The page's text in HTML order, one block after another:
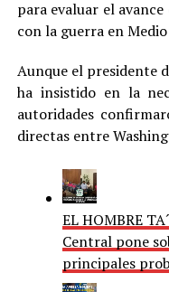
para evaluar el
con la guerra en
Aunque el presidente
ha insistido en la
autoridades
directas entre
EL HOMBRE
Central pone
principales